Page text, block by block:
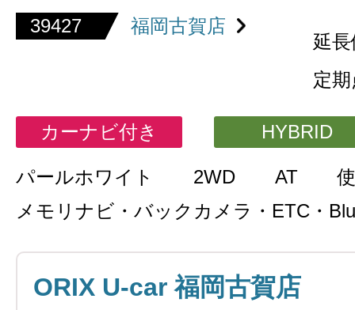
39427 福岡古賀店
延
定
カーナビ付き HYBRID
パールホワイト 2WD AT
メモリナビ・バックカメラ・ETC・
ORIX U-car 福岡古賀店